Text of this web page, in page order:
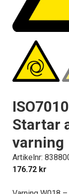
Startar
varning
Artikelnr:
176.72 kr